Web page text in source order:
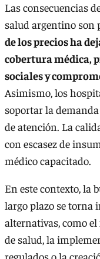
Las consecuencias
salud argentino son
de los precios ha
cobertura médica,
sociales y
Asimismo, los
soportar la
de atención. La
con escasez de
médico capacitado.
En este contexto, la
largo plazo se torna
alternativas, como
de salud, la